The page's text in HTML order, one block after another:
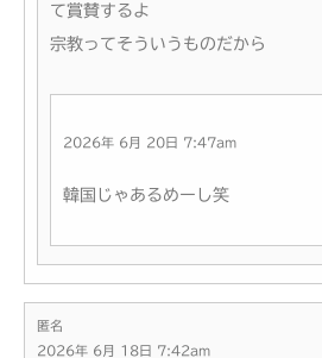
て賞賛するよ
宗教ってそういうものだから
2026年 6月 20日 7:47am
韓国じゃあるめーし笑
匿名
2026年 6月 18日 7:42am